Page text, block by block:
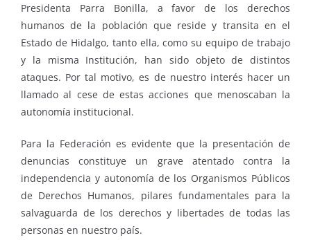
Presidenta Parra Bonilla, a favor de los derechos
humanos de la población que reside y transita en el
Estado de Hidalgo, tanto ella, como su equipo de trabajo
y la misma Institución, han sido objeto de distintos
ataques. Por tal motivo, es de nuestro interés hacer un
llamado al cese de estas acciones que menoscaban la
autonomía institucional.
Para la Federación es evidente que la presentación de
denuncias constituye un grave atentado contra la
independencia y autonomía de los Organismos Públicos
de Derechos Humanos, pilares fundamentales para la
salvaguarda de los derechos y libertades de todas las
personas en nuestro país.